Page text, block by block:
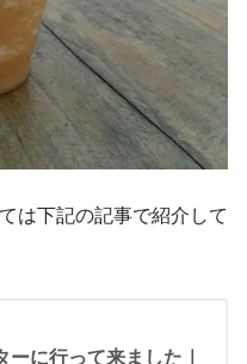
は下記の記事で紹介して
ーに行って来ました｜